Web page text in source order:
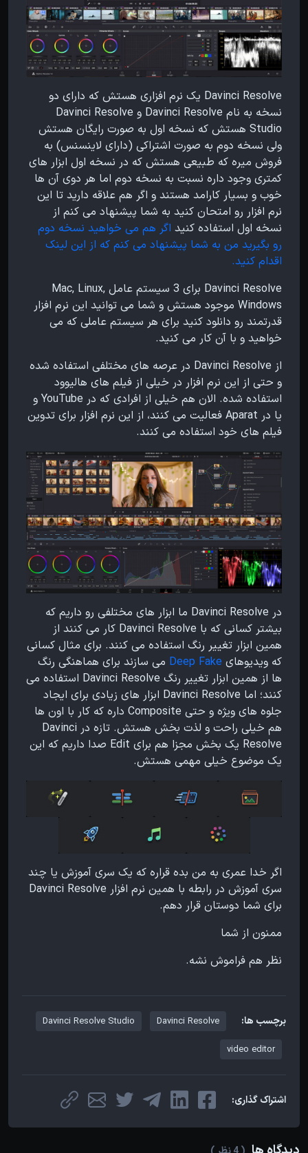
Davinci Resolve یک نرم افزاری هستش که دارای دو
نسخه به نام Davinci Resolve و Davinci Resolve
Studio هستش که نسخه اول به صورت رایگان هستش
ولی نسخه دوم به صورت اشتراکی (دارای لاینسنس) به
فروش میره که طبیعی هستش که در نسخه اول ابزار های
کمتری وجود داره نسبت به نسخه دوم اما هر دوی آن ها
خوب و بسیار کارامد هستند و اگر هم علاقه دارید تا این
نرم افزار رو امتحان کنید به شما پیشنهاد می کنم از
نسخه اول استفاده کنید اگر هم می خواهید نسخه دوم
رو بگیرید من به شما پیشنهاد می کنم که از این لینک
اقدام کنید.
Davinci Resolve برای 3 سیستم عامل Mac, Linux,
Windows موجود هستش و شما می توانید این نرم افزار
قدرتمند رو دانلود کنید برای هر سیستم عاملی که می
خواهید و با آن کار می کنید.
از Davinci Resolve در عرصه های مختلفی استفاده شده
و حتی از این نرم افزار در خیلی از فیلم های هالیوود
استفاده شده. الان هم خیلی از افرادی که در YouTube و
یا در Aparat فعالیت می کنند، از این نرم افزار برای تدوین
فیلم های خود استفاده می کنند.
در Davinci Resolve ما ابزار های مختلفی رو داریم که
بیشتر کسانی که با Davinci Resolve کار می کنند از
همین ابزار تغییر رنگ استفاده می کنند. برای مثال کسانی
که ویدیوهای Deep Fake می سازند برای هماهنگی رنگ
ها از همین ابزار تغییر رنگ Davinci Resolve استفاده می
کنند؛
اما Davinci Resolve ابزار های زیادی برای ایجاد
جلوه های ویژه و حتی Composite داره که کار با اون ها
هم خیلی راحت و لذت بخش هستش. تازه در Davinci
Resolve یک بخش مجزا هم برای Edit صدا داریم که این
یک موضوع خیلی مهمی هستش.
اگر خدا عمری به من بده قراره که یک سری آموزش یا چند
سری آموزش در رابطه با همین نرم افزار Davinci Resolve
برای شما دوستان قرار دهم.
ممنون از شما
نظر هم فراموش نشه.
برچسب ها: Davinci Resolve
Davinci Resolve Studio
video editor
اشتراک گذاری: